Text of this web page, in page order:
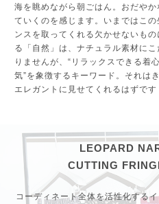
海を眺めながら朝ごはん。おだや
ていくのを感じます。いまではこ
ンスを取ってくれる欠かせないも
る「自然」は、ナチュラル素材に
りませんが、“リラックスできる着
気”を象徴するキーワード。それは
エレガントに見せてくれるはずです
LEOPARD
CUTTING
コーディネート全体を活性化する